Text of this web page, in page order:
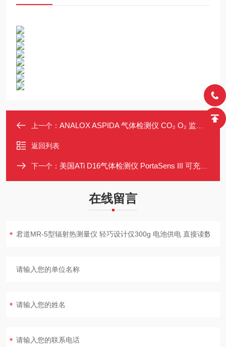
上一个： ANALOX ASPIDA 气体检测仪 CO₂ O₂ 监测 可充电电池 防水IP65
返回列表
下一个： 美国ATi D16气体检测仪 PortaSens III 可充电电池 适用多种工业环境
在线留言